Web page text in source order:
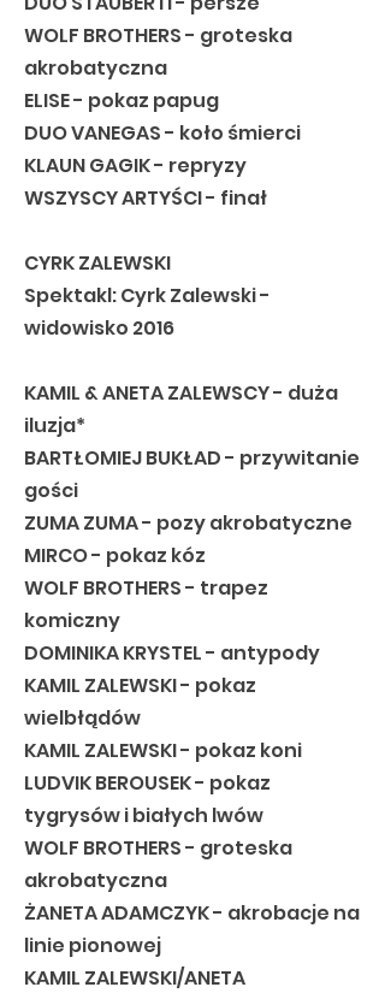
WOLF BROTHERS - groteska
akrobatyczna
ELISE - pokaz papug
DUO VANEGAS - koło śmierci
KLAUN GAGIK - repryzy
WSZYSCY ARTYŚCI - finał
CYRK ZALEWSKI
Spektakl: Cyrk Zalewski -
widowisko 2016
KAMIL & ANETA ZALEWSCY - duża
iluzja*
BARTŁOMIEJ BUKŁAD - przywitanie
gości
ZUMA ZUMA - pozy akrobatyczne
MIRCO - pokaz kóz
WOLF BROTHERS - trapez
komiczny
DOMINIKA KRYSTEL - antypody
KAMIL ZALEWSKI - pokaz
wielbłądów
KAMIL ZALEWSKI - pokaz koni
LUDVIK BEROUSEK - pokaz
tygrysów i białych lwów
WOLF BROTHERS - groteska
akrobatyczna
ŻANETA ADAMCZYK - akrobacje na
linie pionowej
KAMIL ZALEWSKI/ANETA